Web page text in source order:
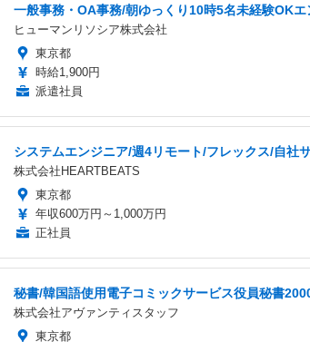
一般事務・OA事務/朝ゆっくり10時5名未経験OK
ヒューマンリソシア株式会社
東京都
時給1,900円
派遣社員
システムエンジニア/週4リモート/フレックス/自社
株式会社HEARTBEATS
東京都
年収600万円～1,000万円
正社員
秘書/韓国語使用電子コミックサービス役員秘書
株式会社アヴァンティスタッフ
東京都